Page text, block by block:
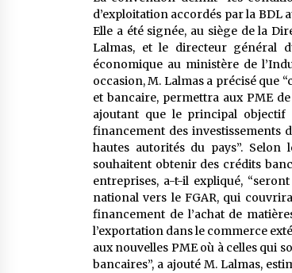
d’exploitation accordés par la BDL
Elle a été signée, au siège de la
Lalmas, et le directeur général
économique au ministère de
occasion, M. Lalmas a précisé
et bancaire, permettra aux PME
ajoutant que le principal objectif
financement des investissements
hautes autorités du pays”.
souhaitent obtenir des crédits
entreprises, a-t-il expliqué,
national vers le FGAR, qui
financement de l’achat de
l’exportation dans le commerce
aux nouvelles PME où à celles qui
bancaires”, a ajouté M. Lalmas,